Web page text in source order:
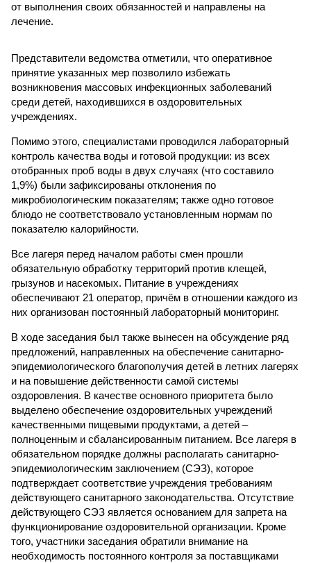
от выполнения своих обязанностей и направлены на
лечение.
Представители ведомства отметили, что оперативное
принятие указанных мер позволило избежать
возникновения массовых инфекционных заболеваний
среди детей, находившихся в оздоровительных
учреждениях.
Помимо этого, специалистами проводился лабораторный
контроль качества воды и готовой продукции: из всех
отобранных проб воды в двух случаях (что составило
1,9%) были зафиксированы отклонения по
микробиологическим показателям; также одно готовое
блюдо не соответствовало установленным нормам по
показателю калорийности.
Все лагеря перед началом работы смен прошли
обязательную обработку территорий против клещей,
грызунов и насекомых. Питание в учреждениях
обеспечивают 21 оператор, причём в отношении каждого из
них организован постоянный лабораторный мониторинг.
В ходе заседания был также вынесен на обсуждение ряд
предложений, направленных на обеспечение санитарно-
эпидемиологического благополучия детей в летних лагерях
и на повышение действенности самой системы
оздоровления. В качестве основного приоритета было
выделено обеспечение оздоровительных учреждений
качественными пищевыми продуктами, а детей –
полноценным и сбалансированным питанием. Все лагеря в
обязательном порядке должны располагать санитарно-
эпидемиологическим заключением (СЭЗ), которое
подтверждает соответствие учреждения требованиям
действующего санитарного законодательства. Отсутствие
действующего СЭЗ является основанием для запрета на
функционирование оздоровительной организации. Кроме
того, участники заседания обратили внимание на
необходимость постоянного контроля за поставщиками